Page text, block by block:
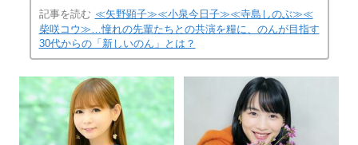
記事を読む ≪矢野顕子≫≪小泉今日子≫≪寺島しのぶ≫≪
柴咲コウ≫…憧れの先輩たちとの共演を糧に、のんが目指す
30代からの「新しいのん」とは？